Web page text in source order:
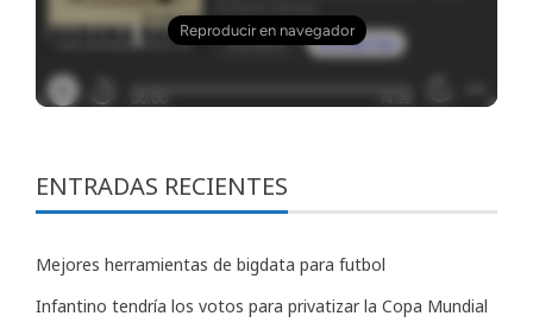
ENTRADAS RECIENTES
Mejores herramientas de bigdata para futbol
Infantino tendría los votos para privatizar la Copa Mundial